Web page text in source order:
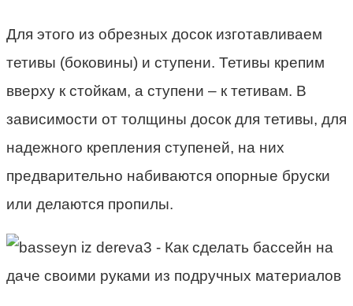
Для этого из обрезных досок изготавливаем
тетивы (боковины) и ступени. Тетивы крепим
вверху к стойкам, а ступени – к тетивам. В
зависимости от толщины досок для тетивы, для
надежного крепления ступеней, на них
предварительно набиваются опорные бруски
или делаются пропилы.